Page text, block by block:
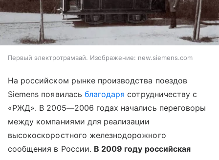
Первый электротрамвай. Изображение: new.siemens.com
На российском рынке производства поездов
Siemens появилась благодаря сотрудничеству с
«РЖД». В 2005—2006 годах начались переговоры
между компаниями для реализации
высокоскоростного железнодорожного
сообщения в России. В 2009 году российская